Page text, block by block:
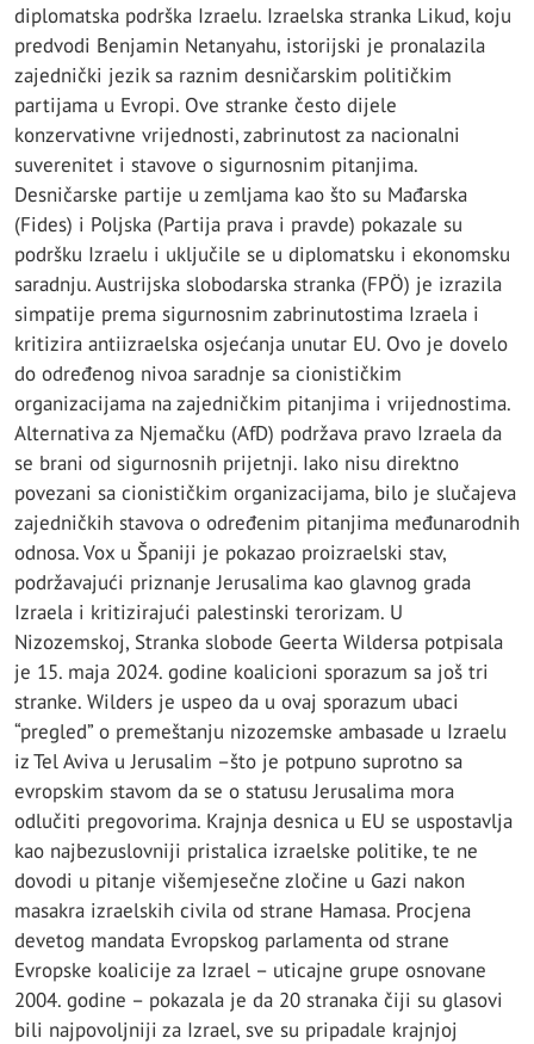
diplomatska podrška Izraelu. Izraelska stranka Likud, koju
predvodi Benjamin Netanyahu, istorijski je pronalazila
zajednički jezik sa raznim desničarskim političkim
partijama u Evropi. Ove stranke često dijele
konzervativne vrijednosti, zabrinutost za nacionalni
suverenitet i stavove o sigurnosnim pitanjima.
Desničarske partije u zemljama kao što su Mađarska
(Fides) i Poljska (Partija prava i pravde) pokazale su
podršku Izraelu i uključile se u diplomatsku i ekonomsku
saradnju. Austrijska slobodarska stranka (FPÖ) je izrazila
simpatije prema sigurnosnim zabrinutostima Izraela i
kritizira antiizraelska osjećanja unutar EU. Ovo je dovelo
do određenog nivoa saradnje sa cionističkim
organizacijama na zajedničkim pitanjima i vrijednostima.
Alternativa za Njemačku (AfD) podržava pravo Izraela da
se brani od sigurnosnih prijetnji. Iako nisu direktno
povezani sa cionističkim organizacijama, bilo je slučajeva
zajedničkih stavova o određenim pitanjima međunarodnih
odnosa. Vox u Španiji je pokazao proizraelski stav,
podržavajući priznanje Jerusalima kao glavnog grada
Izraela i kritizirajući palestinski terorizam. U
Nizozemskoj, Stranka slobode Geerta Wildersa potpisala
je 15. maja 2024. godine koalicioni sporazum sa još tri
stranke. Wilders je uspeo da u ovaj sporazum ubaci
“pregled” o premeštanju nizozemske ambasade u Izraelu
iz Tel Aviva u Jerusalim –što je potpuno suprotno sa
evropskim stavom da se o statusu Jerusalima mora
odlučiti pregovorima. Krajnja desnica u EU se uspostavlja
kao najbezuslovniji pristalica izraelske politike, te ne
dovodi u pitanje višemjesečne zločine u Gazi nakon
masakra izraelskih civila od strane Hamasa. Procjena
devetog mandata Evropskog parlamenta od strane
Evropske koalicije za Izrael – uticajne grupe osnovane
2004. godine – pokazala je da 20 stranaka čiji su glasovi
bili najpovoljniji za Izrael, sve su pripadale krajnjoj